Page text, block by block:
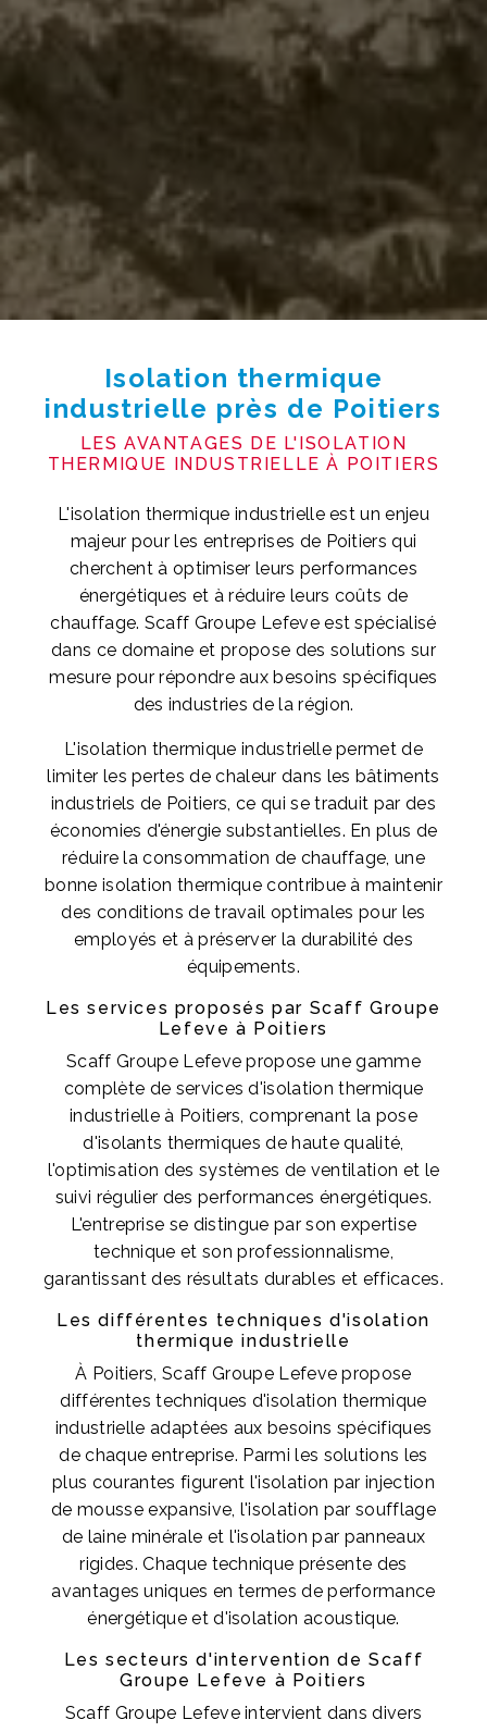
Isolation thermique
industrielle près de Poitiers
LES AVANTAGES DE L'ISOLATION
THERMIQUE INDUSTRIELLE À POITIERS
L'isolation thermique industrielle est un enjeu
majeur pour les entreprises de Poitiers qui
cherchent à optimiser leurs performances
énergétiques et à réduire leurs coûts de
chauffage. Scaff Groupe Lefeve est spécialisé
dans ce domaine et propose des solutions sur
mesure pour répondre aux besoins spécifiques
des industries de la région.
L'isolation thermique industrielle permet de
limiter les pertes de chaleur dans les bâtiments
industriels de Poitiers, ce qui se traduit par des
économies d'énergie substantielles. En plus de
réduire la consommation de chauffage, une
bonne isolation thermique contribue à maintenir
des conditions de travail optimales pour les
employés et à préserver la durabilité des
équipements.
Les services proposés par Scaff Groupe
Lefeve à Poitiers
Scaff Groupe Lefeve propose une gamme
complète de services d'isolation thermique
industrielle à Poitiers, comprenant la pose
d'isolants thermiques de haute qualité,
l'optimisation des systèmes de ventilation et le
suivi régulier des performances énergétiques.
L'entreprise se distingue par son expertise
technique et son professionnalisme,
garantissant des résultats durables et efficaces.
Les différentes techniques d'isolation
thermique industrielle
À Poitiers, Scaff Groupe Lefeve propose
différentes techniques d'isolation thermique
industrielle adaptées aux besoins spécifiques
de chaque entreprise. Parmi les solutions les
plus courantes figurent l'isolation par injection
de mousse expansive, l'isolation par soufflage
de laine minérale et l'isolation par panneaux
rigides. Chaque technique présente des
avantages uniques en termes de performance
énergétique et d'isolation acoustique.
Les secteurs d'intervention de Scaff
Groupe Lefeve à Poitiers
Scaff Groupe Lefeve intervient dans divers